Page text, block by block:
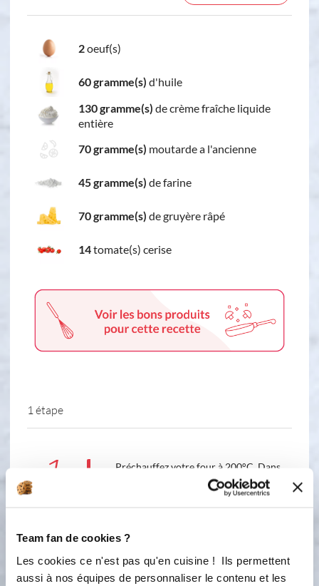
Team fan de cookies ?
Les cookies ce n'est pas qu'en cuisine ! Ils permettent
aussi à nos équipes de personnaliser le contenu et les
2oeuf(s)
60 gramme(s) d'huile
130 gramme(s) de crème fraîche liquide
entière
70 gramme(s) moutarde a l'ancienne
45 gramme(s) de farine
70 gramme(s) de gruyère râpé
14tomate(s) cerise
1 étape
1
Préchauffez votre four à 200°C. Dans
un cul de poule, versez les ingrédients
(œufs, huile, crème, moutarde, farine,
3/4 a l'aide du pichet verseur. Coupez
chacune de vos tomates cerise en 2 et
disposez-les sur la préparation à la